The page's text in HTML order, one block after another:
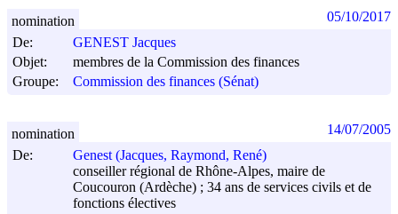
De:
GENEST Jacques
Objet:
membres de la Commission des finances
Groupe:
Commission des finances (Sénat)
nomination 05/10/2017
De:
Genest (Jacques, Raymond, René)
conseiller régional de Rhône-Alpes, maire de
Coucouron (Ardèche) ; 34 ans de services civils et de
fonctions électives
nomination 14/07/2005